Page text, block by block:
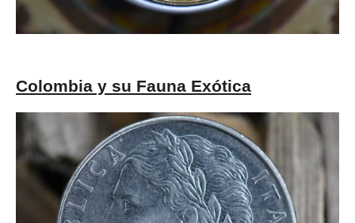
Colombia y su Fauna Exótica